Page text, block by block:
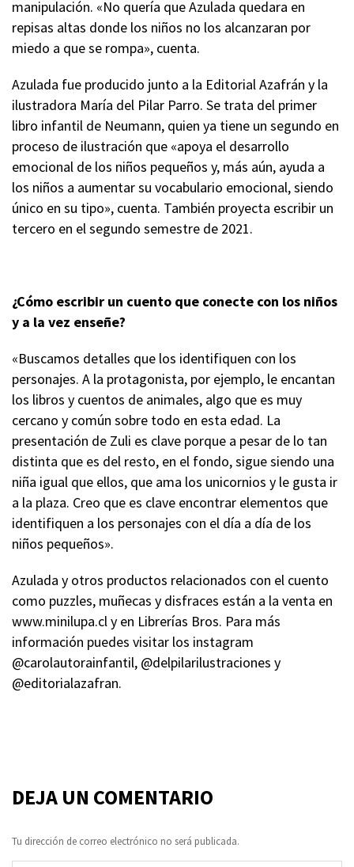
manipulación. «No quería que Azulada quedara en
repisas altas donde los niños no los alcanzaran por
miedo a que se rompa», cuenta.
Azulada fue producido junto a la Editorial Azafrán y la
ilustradora María del Pilar Parro. Se trata del primer
libro infantil de Neumann, quien ya tiene un segundo en
proceso de ilustración que «apoya el desarrollo
emocional de los niños pequeños y, más aún, ayuda a
los niños a aumentar su vocabulario emocional, siendo
único en su tipo», cuenta. También proyecta escribir un
tercero en el segundo semestre de 2021.
¿Cómo escribir un cuento que conecte con los niños
y a la vez enseñe?
«Buscamos detalles que los identifiquen con los
personajes. A la protagonista, por ejemplo, le encantan
los libros y cuentos de animales, algo que es muy
cercano y común sobre todo en esta edad. La
presentación de Zuli es clave porque a pesar de lo tan
distinta que es del resto, en el fondo, sigue siendo una
niña igual que ellos, que ama los unicornios y le gusta ir
a la plaza. Creo que es clave encontrar elementos que
identifiquen a los personajes con el día a día de los
niños pequeños».
Azulada y otros productos relacionados con el cuento
como puzzles, muñecas y disfraces están a la venta en
www.minilupa.cl y en Librerías Bros. Para más
información puedes visitar los instagram
@carolautorainfantil, @delpilarilustraciones y
@editorialazafran.
DEJA UN COMENTARIO
Tu dirección de correo electrónico no será publicada.